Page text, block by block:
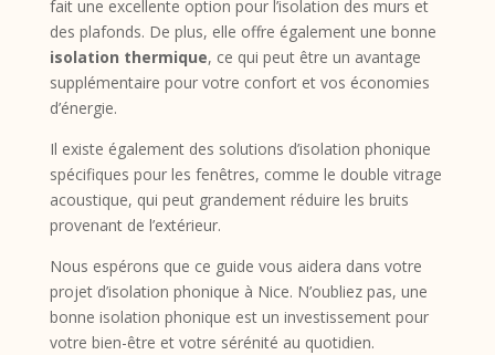
fait une excellente option pour l’isolation des murs et
des plafonds. De plus, elle offre également une bonne
isolation thermique, ce qui peut être un avantage
supplémentaire pour votre confort et vos économies
d’énergie.
Il existe également des solutions d’isolation phonique
spécifiques pour les fenêtres, comme le double vitrage
acoustique, qui peut grandement réduire les bruits
provenant de l’extérieur.
Nous espérons que ce guide vous aidera dans votre
projet d’isolation phonique à Nice. N’oubliez pas, une
bonne isolation phonique est un investissement pour
votre bien-être et votre sérénité au quotidien.